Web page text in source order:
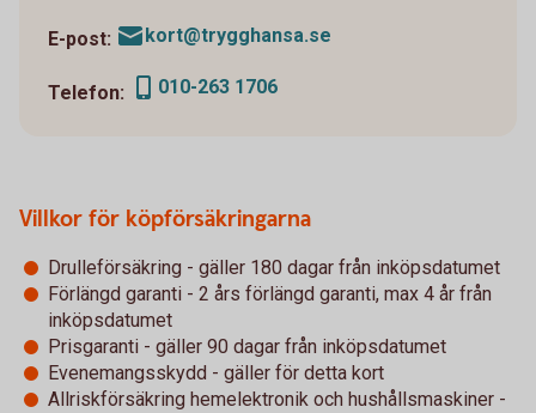
E-post: kort@trygghansa.se
Telefon: 010-263 1706
Villkor för köpförsäkringarna
Drulleförsäkring - gäller 180 dagar från inköpsdatumet
Förlängd garanti - 2 års förlängd garanti, max 4 år från
inköpsdatumet
Prisgaranti - gäller 90 dagar från inköpsdatumet
Evenemangsskydd - gäller för detta kort
Allriskförsäkring hemelektronik och hushållsmaskiner -